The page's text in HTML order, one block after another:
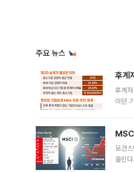
주요 뉴스
후계
후계
이던
모건
쏠린